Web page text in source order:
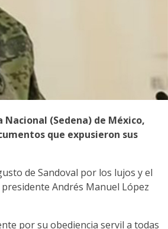
(Sedena) de México,
que expusieron sus
de Sandoval por los lujos y el
Andrés Manuel López
por su obediencia servil a todas